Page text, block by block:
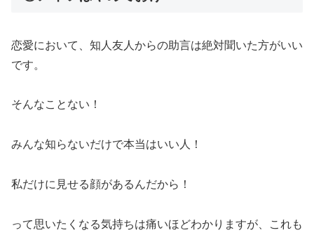
恋愛において、知人友人からの助言は絶対聞いた方がいい
です。
そんなことない！
みんな知らないだけで本当はいい人！
私だけに見せる顔があるんだから！
って思いたくなる気持ちは痛いほどわかりますが、これも